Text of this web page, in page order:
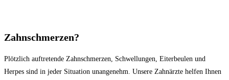
Zahnschmerzen?
Plötzlich auftretende Zahnschmerzen, Schwellungen, Eiterbeulen und
Herpes sind in jeder Situation unangenehm. Unsere Zahnärzte helfen Ihnen